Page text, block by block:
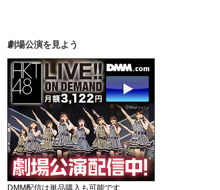
劇場公演を見よう
DMM配信は単品購入も可能です